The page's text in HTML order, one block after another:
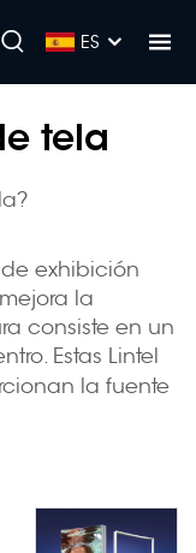
ES
tela
exhibición
la
consiste en un
Estas Lintel
la fuente